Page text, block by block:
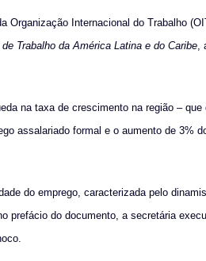
Organização Internacional do Trabalho
Trabalho da América Latina e do Caribe
na taxa de crescimento na região – que
assalariado formal e o aumento de 3%
do emprego, caracterizada pelo
prefácio do documento, a secretária